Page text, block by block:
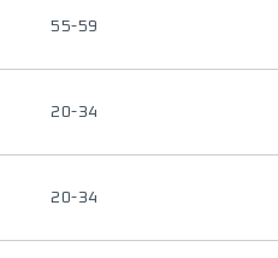
55-59
20-34
20-34